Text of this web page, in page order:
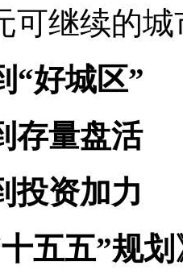
可继续的
“好城区”
存量盘活
投资加力
十五五”规